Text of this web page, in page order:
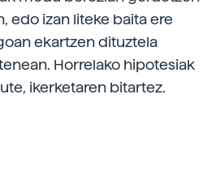
edo izan liteke baita ere
ekartzen dituztela
Horrelako hipotesiak
ikerketaren bitartez.